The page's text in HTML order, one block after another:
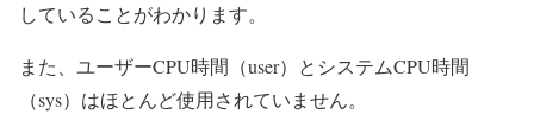
していることがわかります。
また、ユーザーCPU時間（user）とシステムCPU時間
（sys）はほとんど使用されていません。